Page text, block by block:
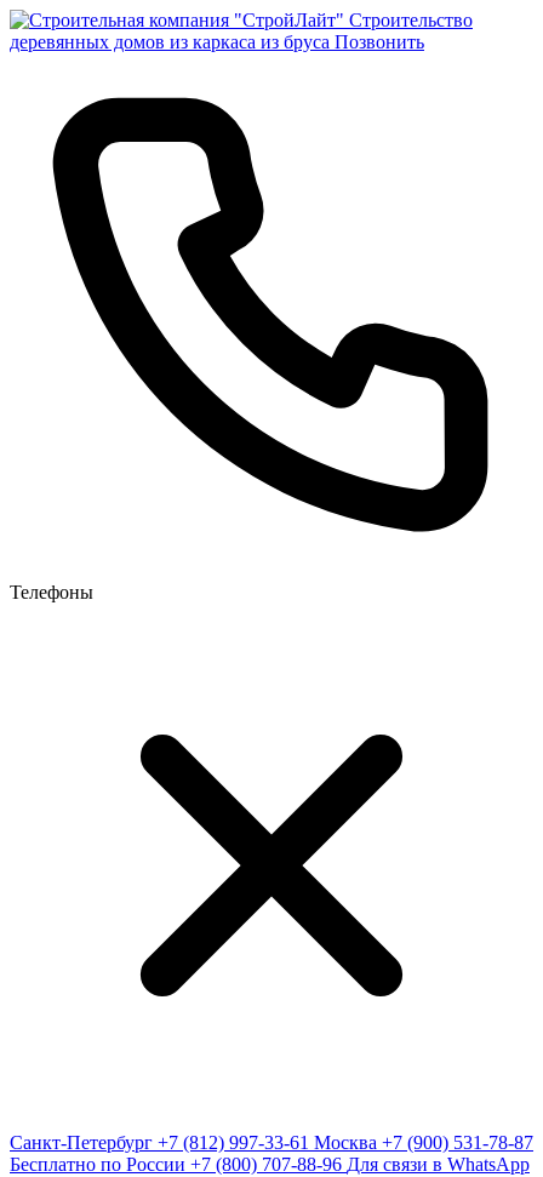
Строительство
деревянных домов из каркаса из бруса Позвонить
Телефоны
Санкт-Петербург +7 (812) 997-33-61 Москва +7 (900) 531-78-87
Бесплатно по России +7 (800) 707-88-96 Для связи в WhatsApp